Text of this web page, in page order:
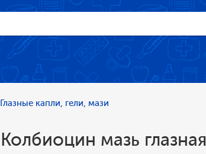
Глазные капли, гели, мази
Колбиоцин мазь глазная